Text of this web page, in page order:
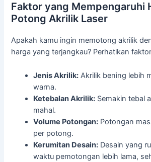
Faktor yang Mempengaruhi
Potong Akrilik Laser
Apakah kamu ingin memotong akrilik
harga yang terjangkau? Perhatikan
Jenis Akrilik: Akrilik bening lebih
warna.
Ketebalan Akrilik: Semakin tebal
mahal.
Volume Potongan: Potongan
per potong.
Kerumitan Desain: Desain yang
waktu pemotongan lebih lama,